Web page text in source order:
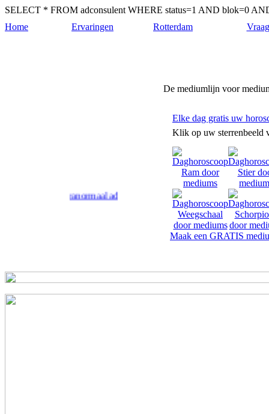
SELECT * FROM adconsulent WHERE status=1 AND blok=0
Home
Ervaringen Rotterdam
De mediumlijn voor
geven paranormaal advies en antwoord op uw levensvragen.
Elke dag gratis uw
Klik op uw sterrenbeeld
Maak een GRATIS